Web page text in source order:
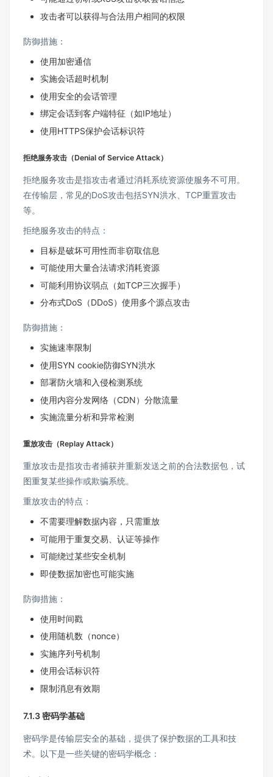
攻击者可以获得与合法用户相同的权限
防御措施：
使用加密通信
实施会话超时机制
使用安全的会话管理
绑定会话到客户端特征（如IP地址）
使用HTTPS保护会话标识符
拒绝服务攻击（Denial of Service Attack）
拒绝服务攻击是指攻击者通过消耗系统资源使服务不可用。
在传输层，常见的DoS攻击包括SYN洪水、TCP重置攻击
等。
拒绝服务攻击的特点：
目标是破坏可用性而非窃取信息
可能使用大量合法请求消耗资源
可能利用协议弱点（如TCP三次握手）
分布式DoS（DDoS）使用多个源点攻击
防御措施：
实施速率限制
使用SYN cookie防御SYN洪水
部署防火墙和入侵检测系统
使用内容分发网络（CDN）分散流量
实施流量分析和异常检测
重放攻击（Replay Attack）
重放攻击是指攻击者捕获并重新发送之前的合法数据包，试
图重复某些操作或欺骗系统。
重放攻击的特点：
不需要理解数据内容，只需重放
可能用于重复交易、认证等操作
可能绕过某些安全机制
即使数据加密也可能实施
防御措施：
使用时间戳
使用随机数（nonce）
实施序列号机制
使用会话标识符
限制消息有效期
7.1.3 密码学基础
密码学是传输层安全的基础，提供了保护数据的工具和技
术。以下是一些关键的密码学概念：